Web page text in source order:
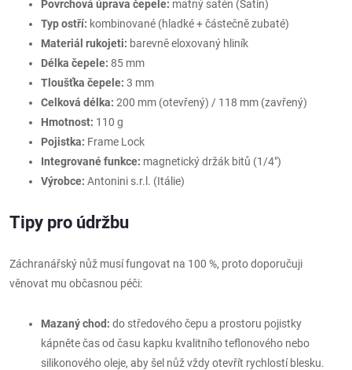
Povrchová úprava čepele: matný satén (Satin)
Typ ostří: kombinované (hladké + částečně zubaté)
Materiál rukojeti: barevně eloxovaný hliník
Délka čepele: 85 mm
Tloušťka čepele: 3 mm
Celková délka: 200 mm (otevřený) / 118 mm (zavřený)
Hmotnost: 110 g
Pojistka: Frame Lock
Integrované funkce: magnetický držák bitů (1/4")
Výrobce: Antonini s.r.l. (Itálie)
Tipy pro údržbu
Záchranářský nůž musí fungovat na 100 %, proto doporučuji
věnovat mu občasnou péči:
Mazaný chod: do středového čepu a prostoru pojistky
kápněte čas od času kapku kvalitního teflonového nebo
silikonového oleje, aby šel nůž vždy otevřít rychlostí blesku.